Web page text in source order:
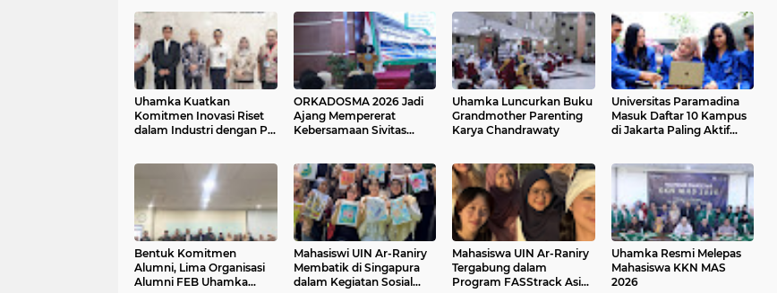
Uhamka Kuatkan
Komitmen Inovasi Riset
dalam Industri dengan PT.
ORKADOSMA 2026 Jadi
Ajang Mempererat
Kebersamaan Sivitas
Uhamka Luncurkan Buku
Grandmother Parenting
Karya Chandrawaty
Universitas Paramadina
Masuk Daftar 10 Kampus
di Jakarta Paling Aktif
Bentuk Komitmen
Alumni, Lima Organisasi
Alumni FEB Uhamka
Mahasiswi UIN Ar-Raniry
Membatik di Singapura
dalam Kegiatan Sosial
Mahasiswa UIN Ar-Raniry
Tergabung dalam
Program FASStrack Asia:
Uhamka Resmi Melepas
Mahasiswa KKN MAS
2026